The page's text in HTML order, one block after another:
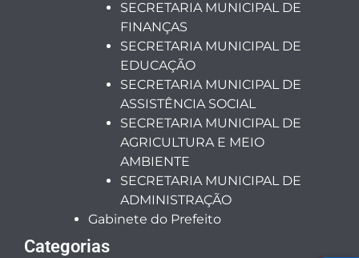
SECRETARIA MUNICIPAL DE
FINANÇAS
SECRETARIA MUNICIPAL DE
EDUCAÇÃO
SECRETARIA MUNICIPAL DE
ASSISTÊNCIA SOCIAL
SECRETARIA MUNICIPAL DE
AGRICULTURA E MEIO
AMBIENTE
SECRETARIA MUNICIPAL DE
ADMINISTRAÇÃO
Gabinete do Prefeito
Categorias